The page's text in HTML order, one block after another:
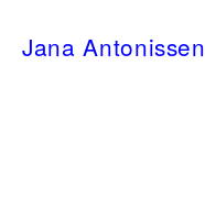
Jana Antonissen